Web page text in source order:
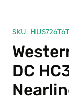
SKU:
DC